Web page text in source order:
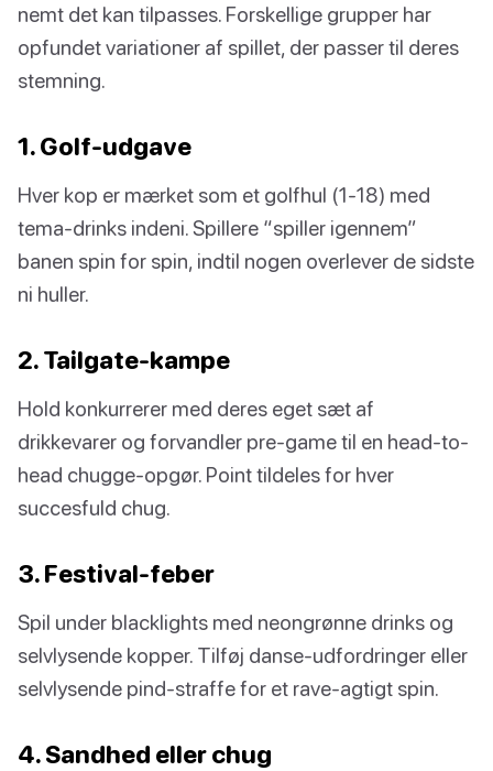
nemt det kan tilpasses. Forskellige grupper har
opfundet variationer af spillet, der passer til deres
stemning.
1. Golf-udgave
Hver kop er mærket som et golfhul (1-18) med
tema-drinks indeni. Spillere “spiller igennem”
banen spin for spin, indtil nogen overlever de sidste
ni huller.
2. Tailgate-kampe
Hold konkurrerer med deres eget sæt af
drikkevarer og forvandler pre-game til en head-to-
head chugge-opgør. Point tildeles for hver
succesfuld chug.
3. Festival-feber
Spil under blacklights med neongrønne drinks og
selvlysende kopper. Tilføj danse-udfordringer eller
selvlysende pind-straffe for et rave-agtigt spin.
4. Sandhed eller chug